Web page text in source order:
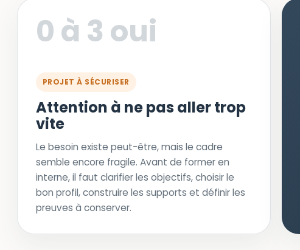
0 à 3 oui
PROJET À SÉCURISER
Attention à ne pas aller trop
vite
Le besoin existe peut-être, mais le cadre
semble encore fragile. Avant de former en
interne, il faut clarifier les objectifs, choisir le
bon profil, construire les supports et définir les
preuves à conserver.